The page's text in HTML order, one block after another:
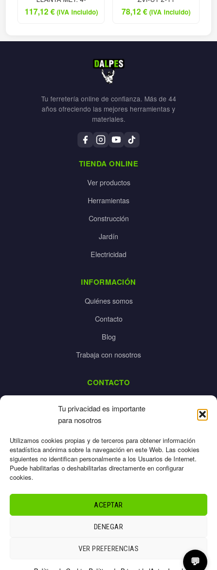
Tu privacidad es importante
para nosotros
Utilizamos cookies propias y de terceros para obtener información
estadística anónima sobre la navegación en este Web. Las cookies
siguientes no identifican personalmente a los Usuarios de Internet.
Puede habilitarlas o deshabilitarlas directamente en configurar
cookies.
ACEPTAR
DENEGAR
VER PREFERENCIAS
117,12€ (IVA incluido) 78,12€ (IVA incluido)
Tu ferretería online de confianza. Más de 44
años ofreciendo las mejores herramientas y
materiales.
TIENDA ONLINE
Ver productos
Herramientas
Construcción
Jardín
Electricidad
INFORMACIÓN
Quiénes somos
Contacto
Blog
Trabaja con nosotros
CONTACTO
925 532 213
Cookies
Términos
Sitemap
💬